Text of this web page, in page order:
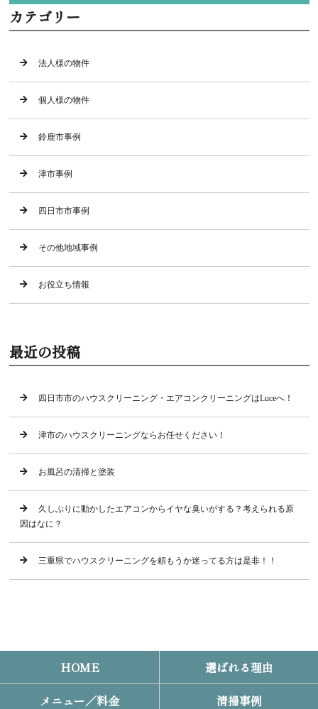
カテゴリー
法人様の物件
個人様の物件
鈴鹿市事例
津市事例
四日市市事例
その他地域事例
お役立ち情報
最近の投稿
四日市市のハウスクリーニング・エアコンクリーニングはLuceへ！
津市のハウスクリーニングならお任せください！
お風呂の清掃と塗装
久しぶりに動かしたエアコンからイヤな臭いがする？考えられる原
因はなに？
三重県でハウスクリーニングを頼もうか迷ってる方は是非！！
HOME
選ばれる理由
メニュー／料金
清掃事例